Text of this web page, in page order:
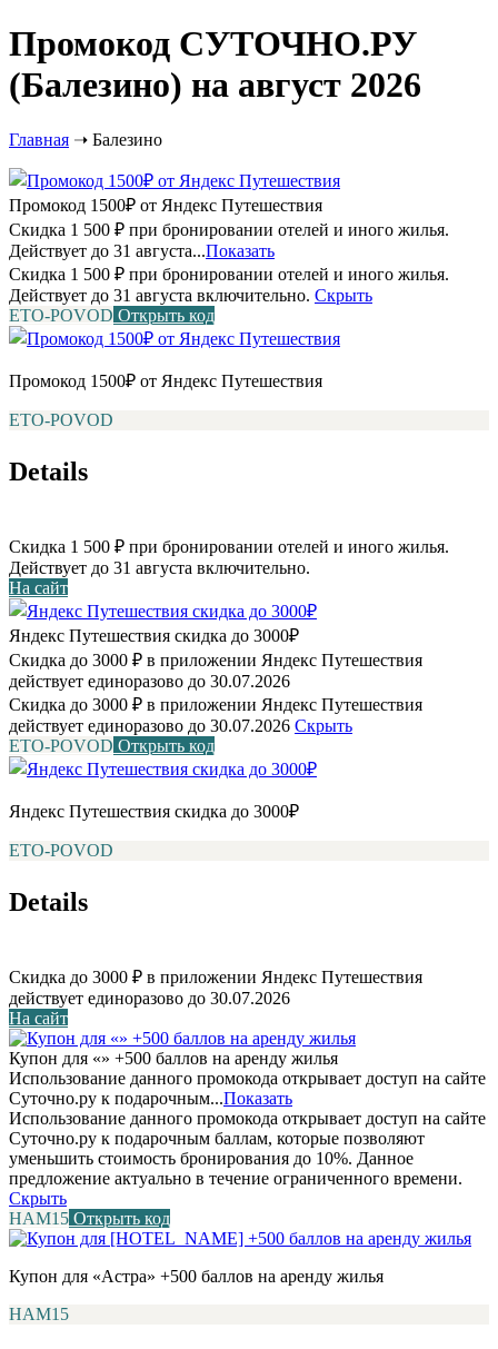
Промокод СУТОЧНО.РУ
(Балезино) на август 2026
Главная ➝ Балезино
Промокод 1500₽ от Яндекс Путешествия
Скидка 1 500 ₽ при бронировании отелей и иного жилья.
Действует до 31 августа...Показать
Скидка 1 500 ₽ при бронировании отелей и иного жилья.
Действует до 31 августа включительно. Скрыть
ETO-POVOD Открыть код
Промокод 1500₽ от Яндекс Путешествия
ETO-POVOD
Details
Скидка 1 500 ₽ при бронировании отелей и иного жилья.
Действует до 31 августа включительно.
На сайт
Яндекс Путешествия скидка до 3000₽
Скидка до 3000 ₽ в приложении Яндекс Путешествия
действует единоразово до 30.07.2026
Скидка до 3000 ₽ в приложении Яндекс Путешествия
действует единоразово до 30.07.2026 Скрыть
ETO-POVOD Открыть код
Яндекс Путешествия скидка до 3000₽
ETO-POVOD
Details
Скидка до 3000 ₽ в приложении Яндекс Путешествия
действует единоразово до 30.07.2026
На сайт
Купон для «» +500 баллов на аренду жилья
Использование данного промокода открывает доступ на сайте
Суточно.ру к подарочным...Показать
Использование данного промокода открывает доступ на сайте
Суточно.ру к подарочным баллам, которые позволяют
уменьшить стоимость бронирования до 10%. Данное
предложение актуально в течение ограниченного времени.
Скрыть
НАМ15 Открыть код
Купон для «Астра» +500 баллов на аренду жилья
НАМ15